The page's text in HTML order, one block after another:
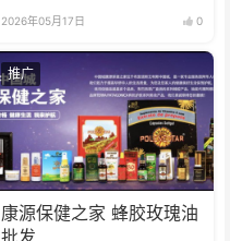
2026年05月17日 0
推广
康源保健之家 蜂胶玫瑰油